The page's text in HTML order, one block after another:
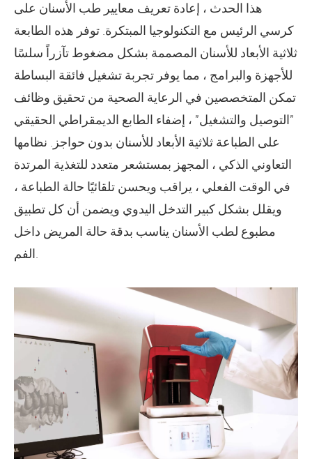
هذا الحدث ، إعادة تعريف معايير طب الأسنان على
كرسي الرئيس مع التكنولوجيا المبتكرة. توفر هذه الطابعة
ثلاثية الأبعاد للأسنان المصممة بشكل مضغوط تآزراً سلسًا
للأجهزة والبرامج ، مما يوفر تجربة تشغيل فائقة البساطة
تمكن المتخصصين في الرعاية الصحية من تحقيق وظائف
"التوصيل والتشغيل" ، إضفاء الطابع الديمقراطي الحقيقي
على الطباعة ثلاثية الأبعاد للأسنان بدون حواجز. نظامها
التعاوني الذكي ، المجهز بمستشعر متعدد للتغذية المرتدة
في الوقت الفعلي ، يراقب ويحسن تلقائيًا حالة الطباعة ،
ويقلل بشكل كبير التدخل اليدوي ويضمن أن كل تطبيق
مطبوع لطب الأسنان يناسب بدقة حالة المريض داخل
الفم.